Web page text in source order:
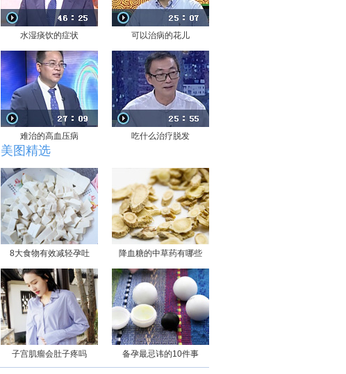
水湿痰饮的症状 可以治病的花儿
难治的高血压病 吃什么治疗脱发
美图精选
8大食物有效减轻孕吐 降血糖的中草药有哪些
子宫肌瘤会肚子疼吗 备孕最忌讳的10件事